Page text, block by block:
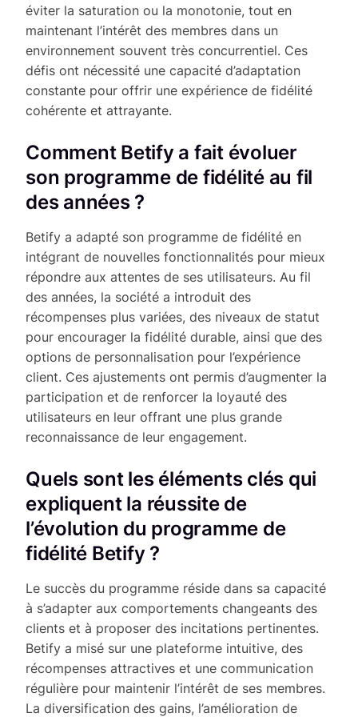
éviter la saturation ou la monotonie, tout en
maintenant l’intérêt des membres dans un
environnement souvent très concurrentiel. Ces
défis ont nécessité une capacité d’adaptation
constante pour offrir une expérience de fidélité
cohérente et attrayante.
Comment Betify a fait évoluer
son programme de fidélité au fil
des années ?
Betify a adapté son programme de fidélité en
intégrant de nouvelles fonctionnalités pour mieux
répondre aux attentes de ses utilisateurs. Au fil
des années, la société a introduit des
récompenses plus variées, des niveaux de statut
pour encourager la fidélité durable, ainsi que des
options de personnalisation pour l’expérience
client. Ces ajustements ont permis d’augmenter la
participation et de renforcer la loyauté des
utilisateurs en leur offrant une plus grande
reconnaissance de leur engagement.
Quels sont les éléments clés qui
expliquent la réussite de
l’évolution du programme de
fidélité Betify ?
Le succès du programme réside dans sa capacité
à s’adapter aux comportements changeants des
clients et à proposer des incitations pertinentes.
Betify a misé sur une plateforme intuitive, des
récompenses attractives et une communication
régulière pour maintenir l’intérêt de ses membres.
La diversification des gains, l’amélioration de